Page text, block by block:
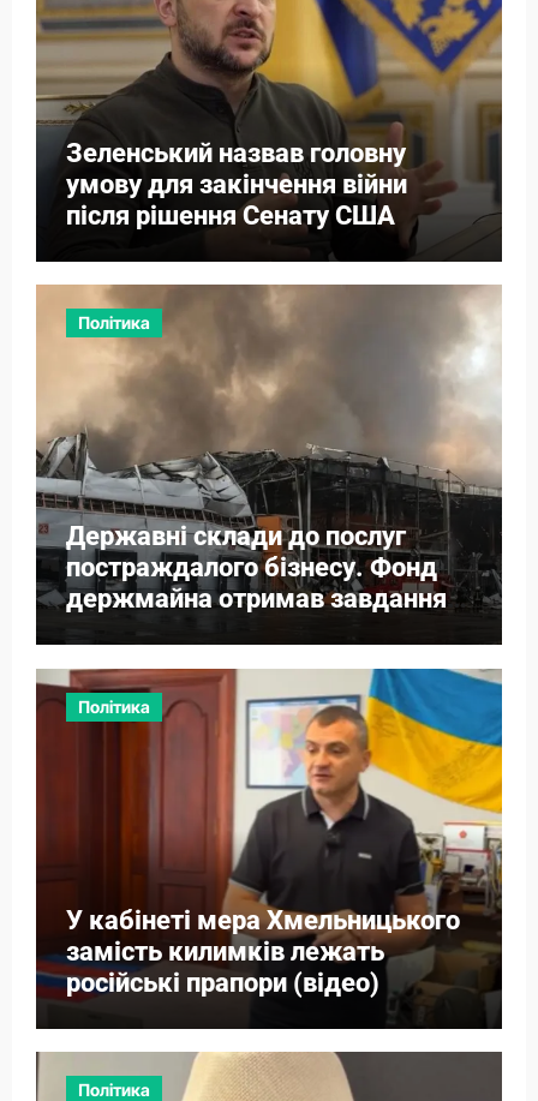
Зеленський назвав головну
умову для закінчення війни
після рішення Сенату США
Політика
Державні склади до послуг
постраждалого бізнесу. Фонд
держмайна отримав завдання
Політика
У кабінеті мера Хмельницького
замість килимків лежать
російські прапори (відео)
Політика